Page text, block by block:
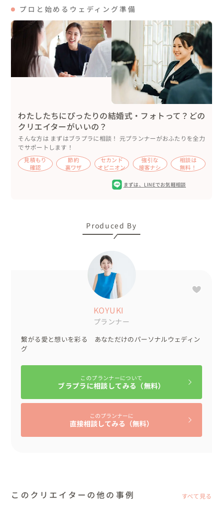
●Gloom
顔タイプ・・・ソフトクール
骨格・・・ストレート
パーソナルカラー・・・①サマー②オータム
★一着目白無垢★
事前に診断をペアでしていて伝えるべきことは全面的に伝
刺繍は珍しい胡蝶蘭の柄が入ったものを
今白無垢は掛下の色や柄を変えるのが流行っていますが
ソフトエレガントさんは基本和装がとても似合うタイプ
あまり変更をしすぎない方が良く筥迫のみパーソナルカラ
ーに合わせてゴールドに
そして持つブーケもご新婦様ように作成
京都の和装撮影はやはり高級感もあった方が素敵で
和を感じさせる候補日として松を使用
可愛らしさの中にも少し個性を感じるコーディネートに
ソフトクールさんなので紋付は大得意！
和装は顔タイプイメージカラーの方が重要なため
っちり
そのまま黒紋付を着用いたしました
事前に巡る予定だった場所が
自然を感じる場所が多かったため
顔タイプ子供よりのご新婦様の要素を使い
ナチュラルに仕上げました
イヤリングはあまりやりすぎないラフさがほしかったため
プロと始めるウェディング準備
わたしたちにぴったりの結婚式・フォトって？どの
クリエイターがいいの？
そんな方は まずはブラプラに相談！ 元プランナーがおふたりを全力
でサポートします！
見積もり
確認
節約
裏ワザ
セカンド
オピニオン
強引な
接客ナシ
相談は
無料！
まずは、 LINEでお気軽相談
Produced By
KOYUKI
プランナー
繋がる愛と想いを彩る あなただけのパーソナルウェディン
グ
このプランナーについて
ブラプラに相談してみる（無料）
このプランナーに
直接相談してみる（無料）
このクリエイターの他の事例 すべて見る